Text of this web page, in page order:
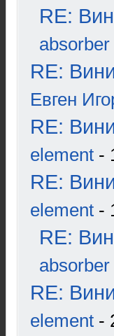
RE:
absorber
RE:
Евген
RE:
element -
RE:
element -
RE:
absorber
RE:
element -